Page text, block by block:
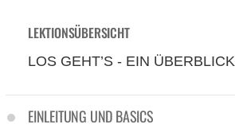
LEKTIONSÜBERSICHT
LOS GEHT’S - EIN ÜBERBLICK
EINLEITUNG UND BASICS